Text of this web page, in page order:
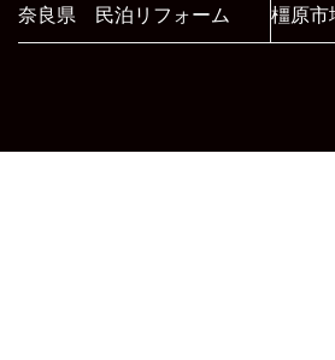
奈良県 民泊リフォーム 橿原市